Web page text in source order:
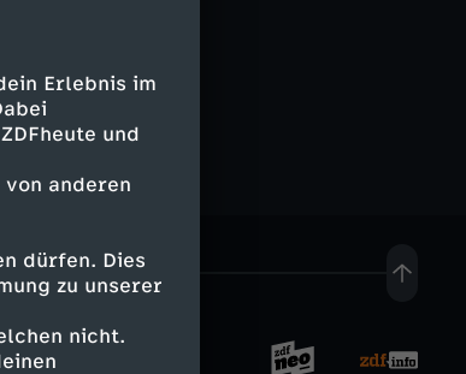
Erlebnis im
und
anderen
dürfen. Dies
zu unserer
nicht.